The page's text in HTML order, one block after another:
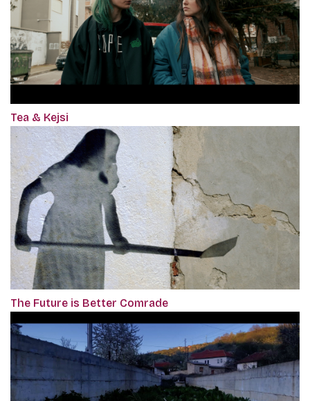
Tea & Kejsi
The Future is Better Comrade